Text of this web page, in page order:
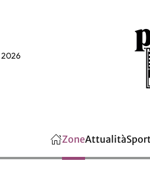
2026
ZoneAttualità